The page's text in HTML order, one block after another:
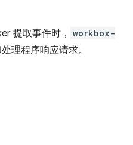
提取事件时， workbox-
理程序响应请求。